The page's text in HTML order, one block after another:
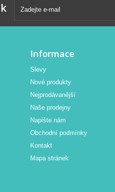
Informace
Slevy
Nové produkty
Nejprodávanější
Naše prodejny
Napište nám
Obchodní podmínky
Kontakt
Mapa stránek